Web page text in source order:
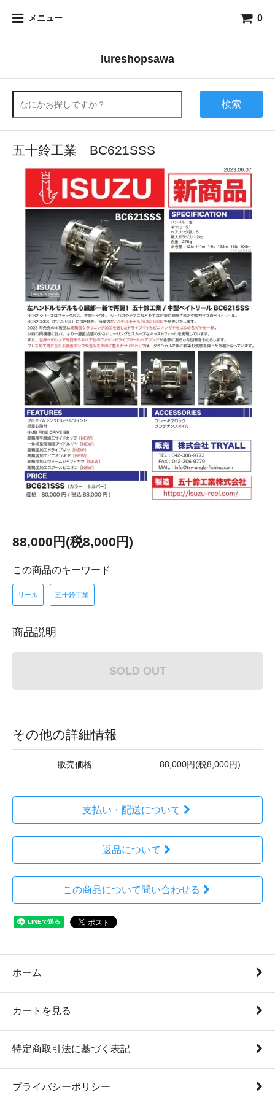
メニュー 0
lureshopsawa
検索
五十鈴工業 BC621SSS
88,000円(税8,000円)
この商品のキーワード
リール 五十鈴工業
商品説明
SOLD OUT
その他の詳細情報
販売価格 88,000円(税8,000円)
支払い・配送について
返品について
この商品について問い合わせる
ホーム
カートを見る
特定商取引法に基づく表記
プライバシーポリシー